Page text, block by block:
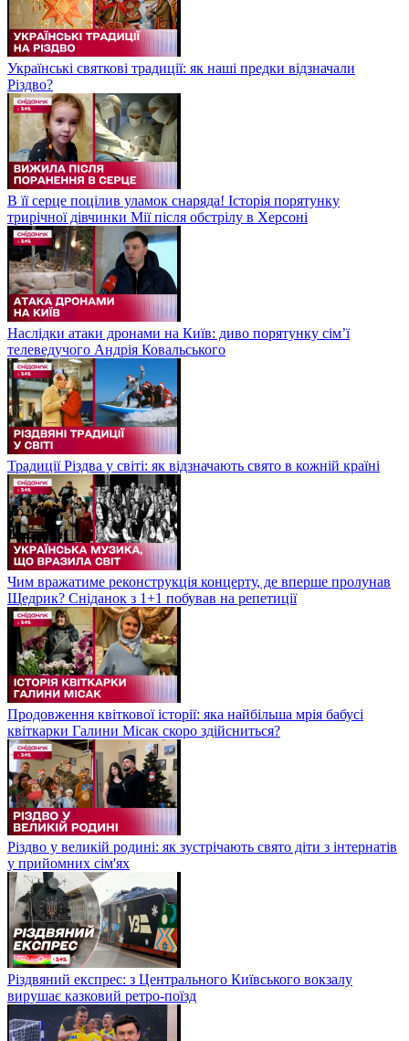
Українські святкові традиції: як наші предки відзначали
Різдво?
В її серце поцілив уламок снаряда! Історія порятунку
трирічної дівчинки Мії після обстрілу в Херсоні
Наслідки атаки дронами на Київ: диво порятунку сім’ї
телеведучого Андрія Ковальського
Традиції Різдва у світі: як відзначають свято в кожній країні
Чим вражатиме реконструкція концерту, де вперше пролунав
Щедрик? Сніданок з 1+1 побував на репетиції
Продовження квіткової історії: яка найбільша мрія бабусі
квіткарки Галини Місак скоро здійсниться?
Різдво у великій родині: як зустрічають свято діти з інтернатів
у прийомних сім'ях
Різдвяний експрес: з Центрального Київського вокзалу
вирушає казковий ретро-поїзд